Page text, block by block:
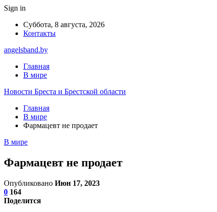
Sign in
Суббота, 8 августа, 2026
Контакты
angelsband.by
Главная
В мире
Новости Бреста и Брестской области
Главная
В мире
Фармацевт не продает
В мире
Фармацевт не продает
Опубликовано Июн 17, 2023
0 164
Поделится